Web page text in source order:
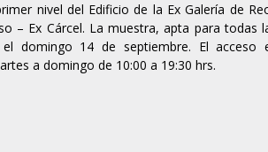
nivel del Edificio de la Ex Galería de
– Ex Cárcel. La muestra, apta para todas
domingo 14 de septiembre. El acceso
a domingo de 10:00 a 19:30 hrs.